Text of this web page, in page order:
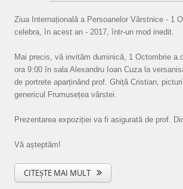
Ziua Internațională a Persoanelor Vârstnice - 1
celebra, în acest an - 2017, într-un mod inedit.
Mai precis, vă invităm duminică, 1 Octombrie
ora 9:00 în sala Alexandru Ioan Cuza la
de portrete aparținând prof. Ghiță Cristian,
genericul Frumusețea vârstei.
Prezentarea expoziției va fi asigurată de prof.
Vă așteptăm!
CITEȘTE MAI MULT